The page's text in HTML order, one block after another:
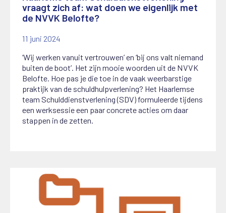
vraagt zich af: wat doen we eigenlijk met
de NVVK Belofte?
11 juni 2024
‘Wij werken vanuit vertrouwen’ en ‘bij ons valt niemand
buiten de boot’. Het zijn mooie woorden uit de NVVK
Belofte. Hoe pas je die toe in de vaak weerbarstige
praktijk van de schuldhulpverlening? Het Haarlemse
team Schulddienstverlening (SDV) formuleerde tijdens
een werksessie een paar concrete acties om daar
stappen in de zetten.